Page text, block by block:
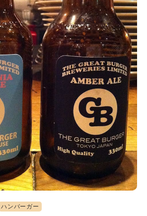
ハンバーガー